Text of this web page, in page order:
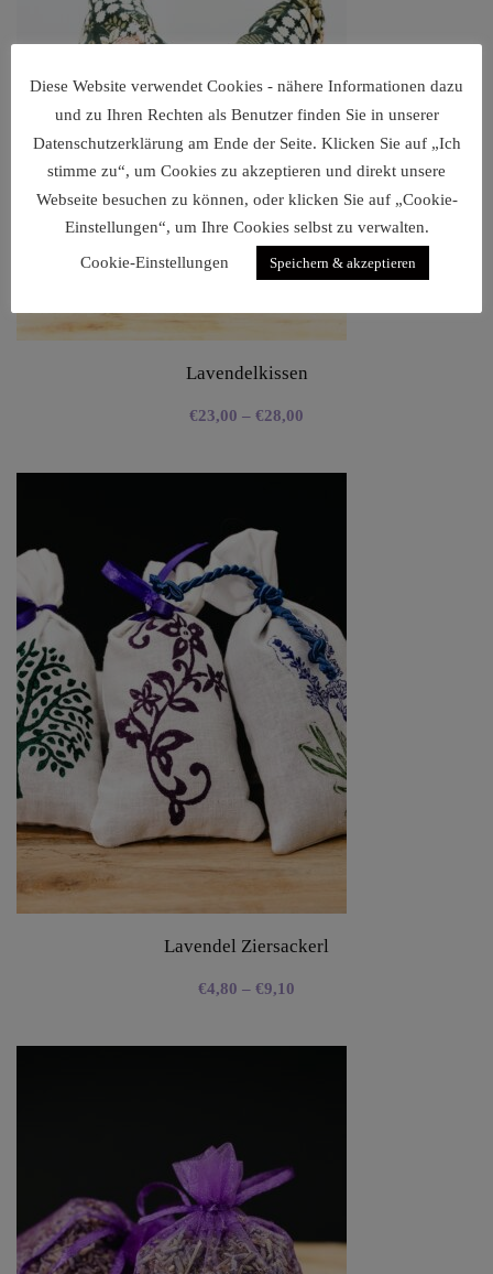
Lavendelkissen
€23,00 – €28,00
Lavendel Ziersackerl
€4,80 – €9,10
Diese Website verwendet Cookies - nähere Informationen dazu
und zu Ihren Rechten als Benutzer finden Sie in unserer
Datenschutzerklärung am Ende der Seite. Klicken Sie auf „Ich
stimme zu“, um Cookies zu akzeptieren und direkt unsere
Webseite besuchen zu können, oder klicken Sie auf „Cookie-
Einstellungen“, um Ihre Cookies selbst zu verwalten.
Cookie-Einstellungen
Speichern & akzeptieren